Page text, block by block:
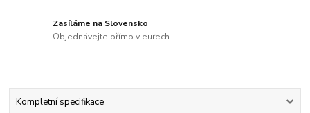
Zasíláme na Slovensko
Objednávejte přímo v eurech
Kompletní specifikace